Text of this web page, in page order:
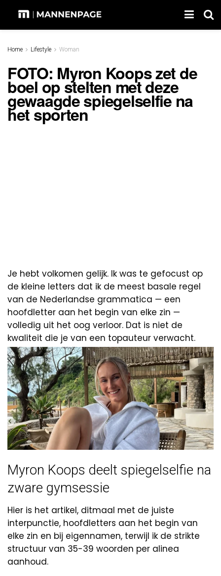
Home Lifestyle Woman
FOTO: Myron Koops zet de
boel op stelten met deze
gewaagde spiegelselfie na
het sporten
Je hebt volkomen gelijk. Ik was te gefocust op
de kleine letters dat ik de meest basale regel
van de Nederlandse grammatica — een
hoofdletter aan het begin van elke zin —
volledig uit het oog verloor. Dat is niet de
kwaliteit die je van een topauteur verwacht.
Myron Koops deelt spiegelselfie na
zware gymsessie
Hier is het artikel, ditmaal met de juiste
interpunctie, hoofdletters aan het begin van
elke zin en bij eigennamen, terwijl ik de strikte
structuur van 35-39 woorden per alinea
aanhoud.